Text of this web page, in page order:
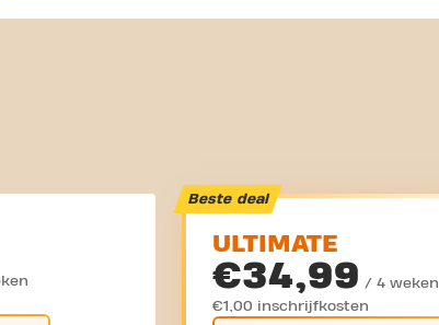
Beste deal
ULTIMATE
€34,99 / 4 weken
€1,00 inschrijfkosten